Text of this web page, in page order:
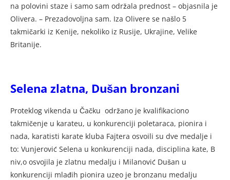
na polovini staze i samo sam održala prednost – objasnila je
Olivera. – Prezadovoljna sam. Iza Olivere se našlo 5
takmičarki iz Kenije, nekoliko iz Rusije, Ukrajine, Velike
Britanije.
Selena zlatna, Dušan bronzani
Proteklog vikenda u Čačku održano je kvalifikaciono
takmičenje u karateu, u konkurenciji poletaraca, pionira i
nada, karatisti karate kluba Fajtera osvoili su dve medalje i
to: Vunjerović Selena u konkurenciji nada, disciplina kate, B
niv,o osvojila je zlatnu medalju i Milanović Dušan u
konkurenciji mlađih pionira uzeo je bronzanu medalju